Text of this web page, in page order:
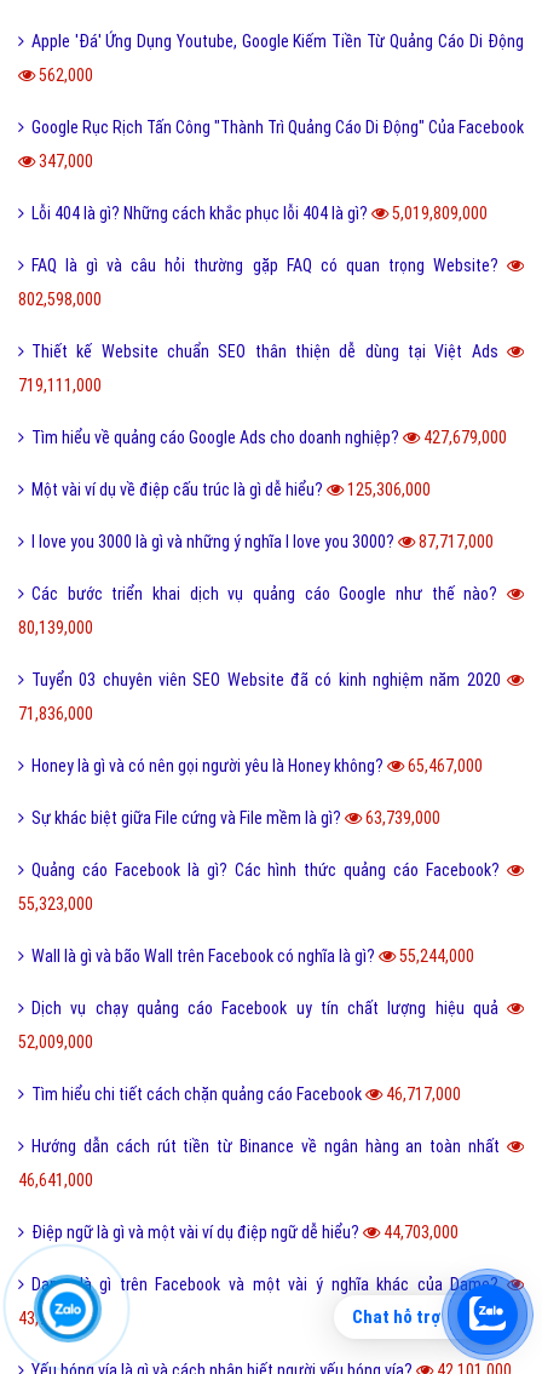
Apple 'Đá' Ứng Dụng Youtube, Google Kiếm Tiền Từ Quảng Cáo Di Động
562,000
Google Rục Rịch Tấn Công "Thành Trì Quảng Cáo Di Động" Của Facebook
347,000
Lỗi 404 là gì? Những cách khắc phục lỗi 404 là gì? 5,019,809,000
FAQ là gì và câu hỏi thường gặp FAQ có quan trọng Website?
802,598,000
Thiết kế Website chuẩn SEO thân thiện dễ dùng tại Việt Ads
719,111,000
Tìm hiểu về quảng cáo Google Ads cho doanh nghiệp? 427,679,000
Một vài ví dụ về điệp cấu trúc là gì dễ hiểu? 125,306,000
I love you 3000 là gì và những ý nghĩa I love you 3000? 87,717,000
Các bước triển khai dịch vụ quảng cáo Google như thế nào?
80,139,000
Tuyển 03 chuyên viên SEO Website đã có kinh nghiệm năm 2020
71,836,000
Honey là gì và có nên gọi người yêu là Honey không? 65,467,000
Sự khác biệt giữa File cứng và File mềm là gì? 63,739,000
Quảng cáo Facebook là gì? Các hình thức quảng cáo Facebook?
55,323,000
Wall là gì và bão Wall trên Facebook có nghĩa là gì? 55,244,000
Dịch vụ chạy quảng cáo Facebook uy tín chất lượng hiệu quả
52,009,000
Tìm hiểu chi tiết cách chặn quảng cáo Facebook 46,717,000
Hướng dẫn cách rút tiền từ Binance về ngân hàng an toàn nhất
46,641,000
Điệp ngữ là gì và một vài ví dụ điệp ngữ dễ hiểu? 44,703,000
Dame là gì trên Facebook và một vài ý nghĩa khác của Dame?
43,942,000
Chat hỗ trợ